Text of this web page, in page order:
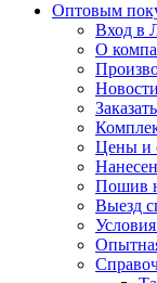
Оптовым
Вход в
О
Новости
Цены и
Пошив
Выезд